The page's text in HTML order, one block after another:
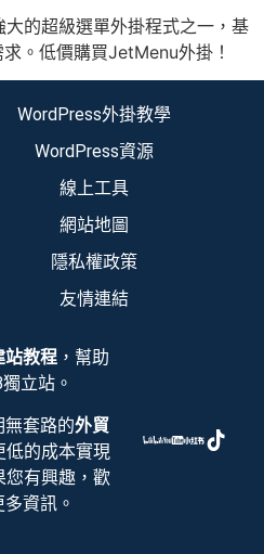
的超級選單外掛程式之一，基
。低價購買JetMenu外掛！
WordPress外掛教學
WordPress資源
線上工具
網站地圖
隱私權政策
友情連結
站教程，幫助
立站。
套路的外貿
低的成本實現
您有興趣，歡
資訊。